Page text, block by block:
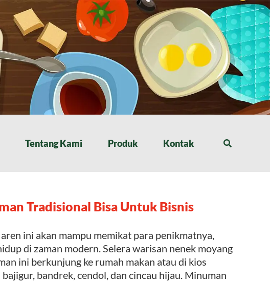
Tentang Kami Produk Kontak
Tradisional Bisa Untuk Bisnis
ini akan mampu memikat para penikmatnya,
di zaman modern. Selera warisan nenek moyang
ini berkunjung ke rumah makan atau di kios
bandrek, cendol, dan cincau hijau. Minuman